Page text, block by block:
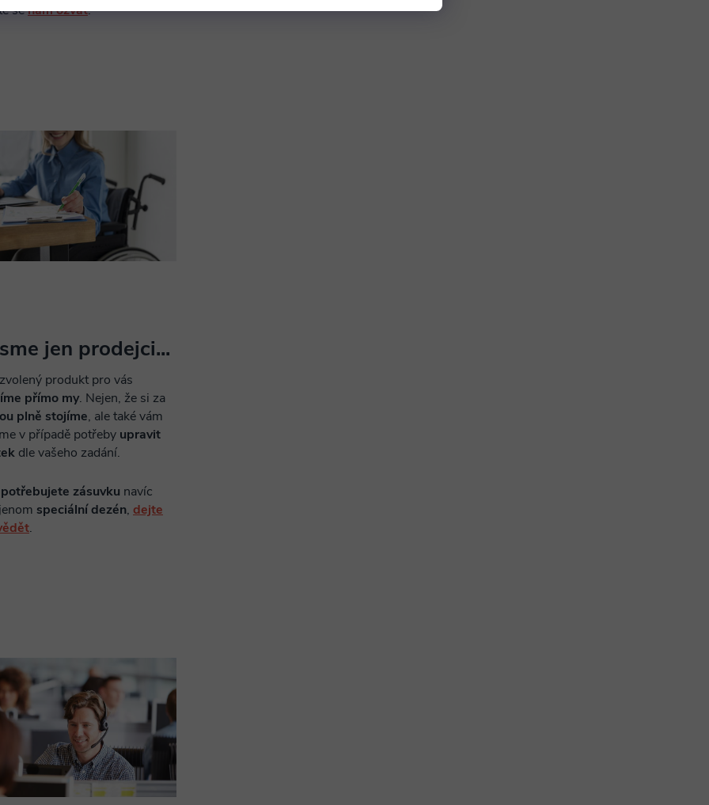
senám ozvat.
jen prodejci...
produkt pro vás
přímo my. Nejen, že si za
plně stojíme, ale také vám
v případě potřeby upravit
dle vašeho zadání.
potřebujete zásuvku navíc
speciální dezén, dejte
.